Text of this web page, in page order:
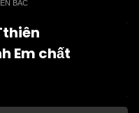
BẮC
Em chất